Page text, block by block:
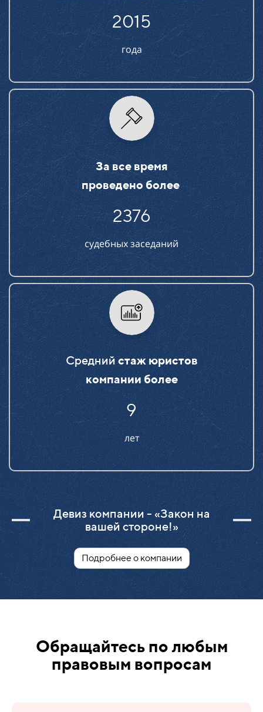
2015
года
За все время
проведено более
2376
судебных заседаний
Средний стаж юристов
компании более
15
лет
Девиз компании - «Закон на
вашей стороне!»
Подробнее о компании
Обращайтесь по любым
правовым вопросам